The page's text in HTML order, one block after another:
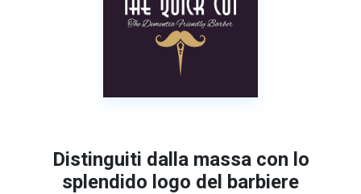
Distinguiti dalla massa con lo
splendido logo del barbiere